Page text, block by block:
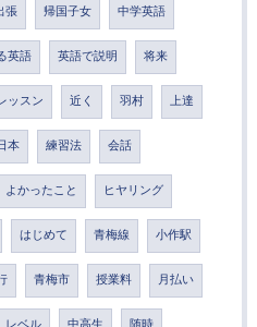
張 帰国子女 中学英語
英語 英語で説明 将来
ッスン 近く 羽村 上達
本 練習法 会話
よかったこと ヒヤリング
はじめて 青梅線 小作駅
青梅市 授業料 月払い